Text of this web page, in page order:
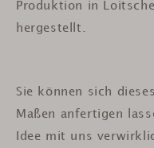
Produktion in
hergestellt.
Sie können sich
Maßen anfertigen
Idee mit uns